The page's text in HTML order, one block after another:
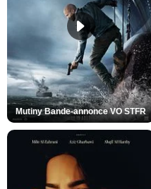
Mutiny Bande-annonce VO STFR